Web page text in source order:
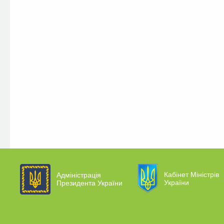
Адміністрація
Президента України
Кабінет Міністрів
України